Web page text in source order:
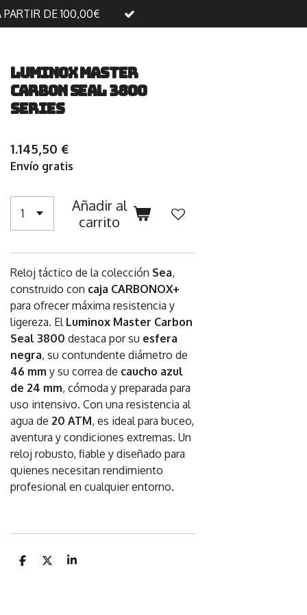
DE 100,00€
Luminox Master
Carbon Seal 3800
Series
1.145,50 €
Envío gratis
Añadir al
carrito
Reloj táctico de la colección Sea,
construido con caja CARBONOX+
para ofrecer máxima resistencia y
ligereza. El Luminox Master Carbon
Seal 3800 destaca por su esfera
negra, su contundente diámetro de
46 mm y su correa de caucho azul
de 24 mm, cómoda y preparada para
uso intensivo. Con una resistencia al
agua de 20 ATM, es ideal para buceo,
aventura y condiciones extremas. Un
reloj robusto, fiable y diseñado para
quienes necesitan rendimiento
profesional en cualquier entorno.
C
C
C